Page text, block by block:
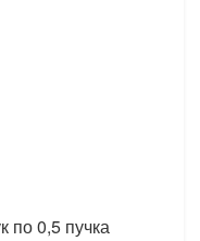
по 0,5 пучка